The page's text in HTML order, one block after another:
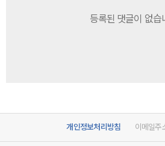
등록된 댓글이 없습
개인정보처리방침 이메일주